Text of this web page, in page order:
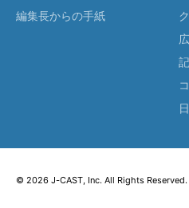
編集長からの手紙
© 2026 J-CAST, Inc. All Rights Reserved.